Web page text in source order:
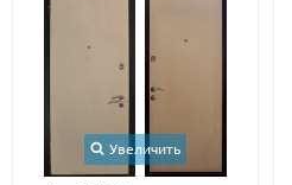
С реечным дизайном
ПО НАЗНАЧЕНИЮ
ПО ОСОБЕННОСТЯМ
ПО КОНСТРУКЦИИ
Увеличить